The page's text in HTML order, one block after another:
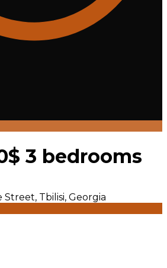
3 bedrooms
Street, Tbilisi, Georgia